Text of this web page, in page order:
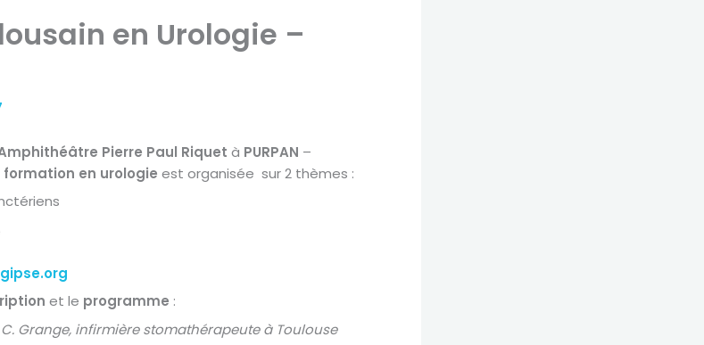
en Urologie –
Pierre Paul Riquet à PURPAN –
formation en urologie est organisée sur 2 thèmes :
et le programme :
Grange, infirmière stomathérapeute à Toulouse